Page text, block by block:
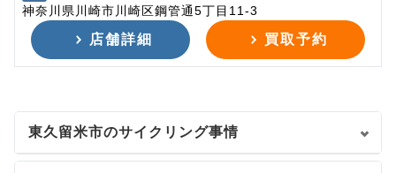
神奈川県川崎市川崎区鋼管通5丁目11-3
店舗詳細 買取予約
東久留米市のサイクリング事情